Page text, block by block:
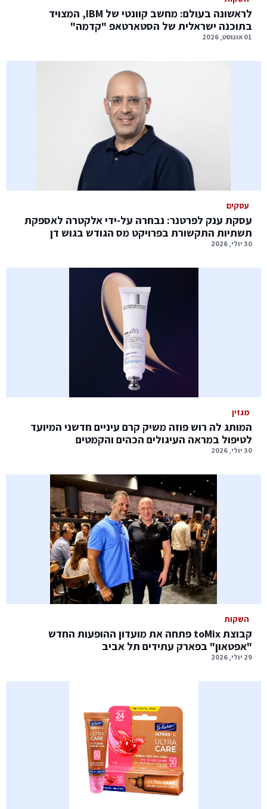
לראשונה בעולם: מחשב קוונטי של IBM, המצויד
בתוכנה ישראלית של הסטארטאפ "קדמה"
01 אוגוסט, 2026
עסקים
עסקת ענק לפרטנר: נבחרה על-ידי אלקטרה לאספקת
תשתיות התקשורת בפרויקט מס הגודש בגוש דן
30 יולי, 2026
מגזין
המותג לה רוש פוזה משיק קרם עיניים חדשני המיועד
לטיפול במראה העיגולים הכהים והקמטים
30 יולי, 2026
השקות
קבוצת toMix פתחה את מועדון ההופעות החדש
"אפטאון" בפארק עתידים תל אביב
29 יולי, 2026